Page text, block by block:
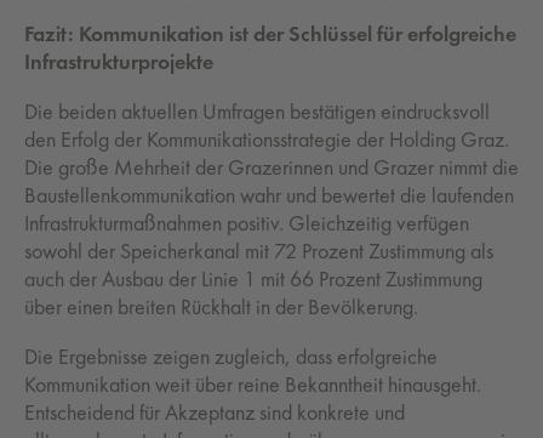
Fazit: Kommunikation ist der Schlüssel für erfolgreiche
Infrastrukturprojekte
Die beiden aktuellen Umfragen bestätigen eindrucksvoll
den Erfolg der Kommunikationsstrategie der Holding Graz.
Die große Mehrheit der Grazerinnen und Grazer nimmt die
Baustellenkommunikation wahr und bewertet die laufenden
Infrastrukturmaßnahmen positiv. Gleichzeitig verfügen
sowohl der Speicherkanal mit 72 Prozent Zustimmung als
auch der Ausbau der Linie 1 mit 66 Prozent Zustimmung
über einen breiten Rückhalt in der Bevölkerung.
Die Ergebnisse zeigen zugleich, dass erfolgreiche
Kommunikation weit über reine Bekanntheit hinausgeht.
Entscheidend für Akzeptanz sind konkrete und